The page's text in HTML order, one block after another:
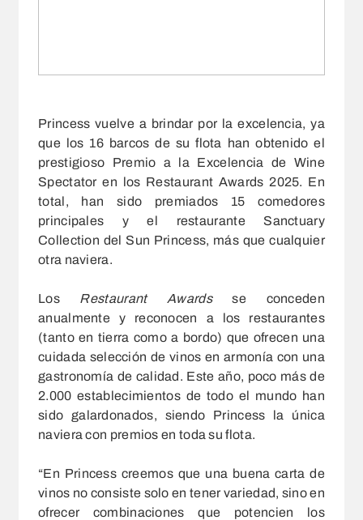
Princess vuelve a brindar por la excelencia, ya
que los 16 barcos de su flota han obtenido el
prestigioso Premio a la Excelencia de Wine
Spectator en los Restaurant Awards 2025. En
total, han sido premiados 15 comedores
principales y el restaurante Sanctuary
Collection del Sun Princess, más que cualquier
otra naviera.
Los Restaurant Awardsse conceden
anualmente y reconocen a los restaurantes
(tanto en tierra como a bordo) que ofrecen una
cuidada selección de vinos en armonía con una
gastronomía de calidad. Este año, poco más de
2.000 establecimientos de todo el mundo han
sido galardonados, siendo Princess la única
naviera con premios en toda su flota.
“En Princess creemos que una buena carta de
vinos no consiste solo en tener variedad, sino en
ofrecer combinaciones que potencien los